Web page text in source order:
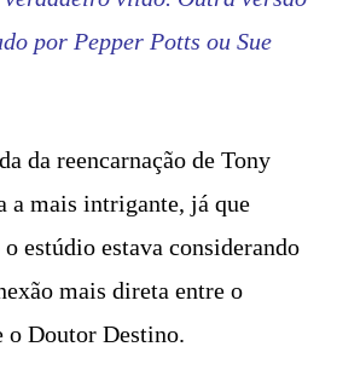
por Pepper Potts ou Sue
da reencarnação de Tony
a mais intrigante, já que
estúdio estava considerando
mais direta entre o
o Doutor Destino.